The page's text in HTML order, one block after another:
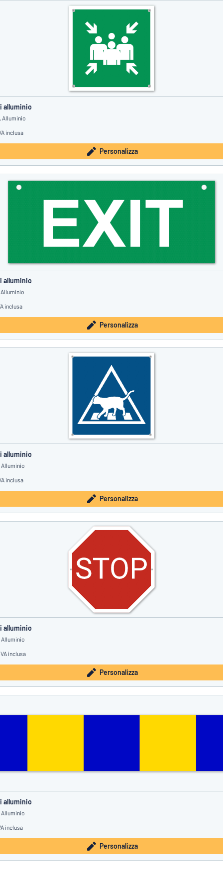
alluminio
Alluminio
inclusa
Personalizza
alluminio
Alluminio
inclusa
Personalizza
alluminio
Alluminio
inclusa
Personalizza
alluminio
Alluminio
inclusa
Personalizza
alluminio
Alluminio
inclusa
Personalizza